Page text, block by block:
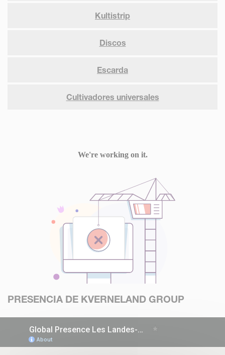
Kultistrip
Discos
Escarda
Cultivadores universales
PRESENCIA DE KVERNELAND GROUP